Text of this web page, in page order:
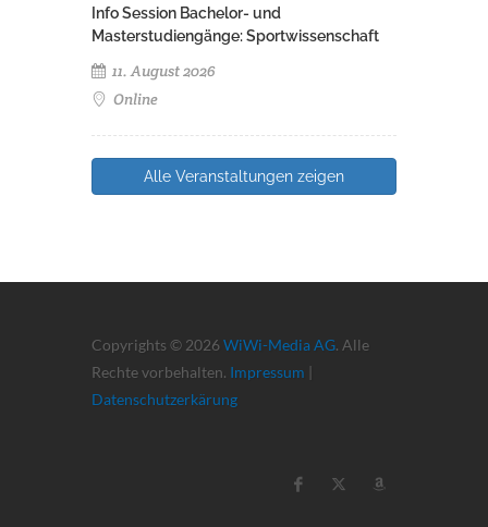
Info Session Bachelor- und
Masterstudiengänge: Sportwissenschaft
11. August 2026
Online
Alle Veranstaltungen zeigen
Copyrights © 2026 WiWi-Media AG. Alle
Rechte vorbehalten. Impressum |
Datenschutzerkärung